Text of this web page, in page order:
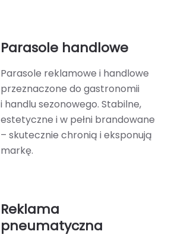
Parasole handlowe
Parasole reklamowe i handlowe
przeznaczone do gastronomii
i handlu sezonowego. Stabilne,
estetyczne i w pełni brandowane
– skutecznie chronią i eksponują
markę.
Reklama
pneumatyczna